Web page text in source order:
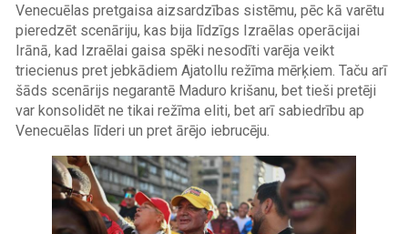
Venecuēlas pretgaisa aizsardzības sistēmu, pēc kā varētu
pieredzēt scenāriju, kas bija līdzīgs Izraēlas operācijai
Irānā, kad Izraēlai gaisa spēki nesodīti varēja veikt
triecienus pret jebkādiem Ajatollu režīma mērķiem. Taču arī
šāds scenārijs negarantē Maduro krišanu, bet tieši pretēji
var konsolidēt ne tikai režīma eliti, bet arī sabiedrību ap
Venecuēlas līderi un pret ārējo iebrucēju.
Image